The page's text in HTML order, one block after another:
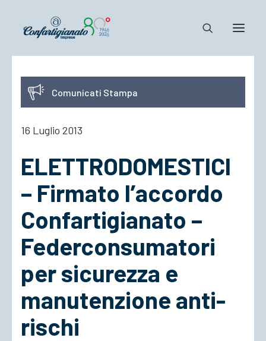
Notizie e Documenti
Confartigianato
Cosa Facciamo
ACCEDI
Comunicati Stampa
16 Luglio 2013
ELETTRODOMESTICI
– Firmato l’accordo
Confartigianato –
Federconsumatori
per sicurezza e
manutenzione anti-
rischi